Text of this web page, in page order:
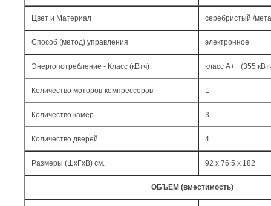
Цвет и Материал серебристый /
Способ (метод) управления электронное
Энергопотребление - Класс (кВтч) класс A++ (355
Количество моторов-компрессоров 1
Количество камер 3
Количество дверей 4
Размеры (ШxГxВ) см. 92 x 76.5 x 182
ОБЪЕМ (вместимость)